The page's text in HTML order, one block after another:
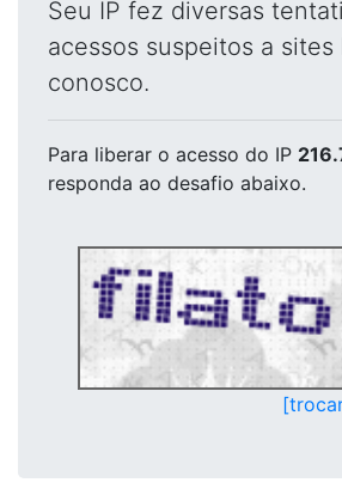
Seu IP fez diversas
acessos suspeitos a sites
conosco.
Para liberar o acesso do IP
responda ao desafio abaixo.